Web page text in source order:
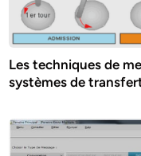
Les techniques de
systèmes de